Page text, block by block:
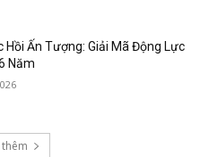
Hồi Ấn Tượng: Giải Mã Động Lực
Năm